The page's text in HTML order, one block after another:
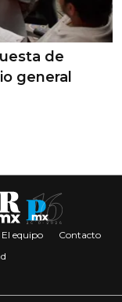
de
general
El equipo
Contacto